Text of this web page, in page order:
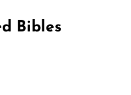
Bibles